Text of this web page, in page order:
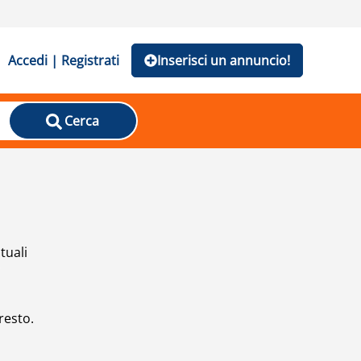
Accedi | Registrati Inserisci un annuncio!
Cerca